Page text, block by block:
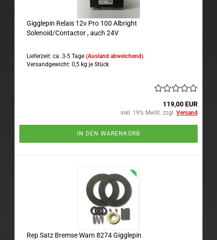
Gigglepin Relais 12v Pro 100 Albright
Solenoid/Contactor , auch 24V
Lieferzeit: ca .3-5 Tage (Ausland abweichend)
Versandgewicht: 0,5 kg je Stück
119,00 EUR
inkl. 19% MwSt. zzgl. Versand
IN DEN WARENKORB
Rep Satz Bremse Warn 8274 Gigglepin